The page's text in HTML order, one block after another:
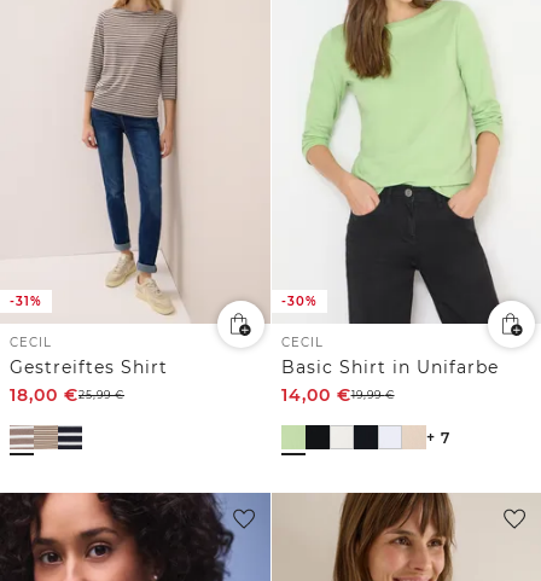
-31%
CECIL
Gestreiftes Shirt
18,00 €25,99€
-30%
CECIL
Basic Shirt in Unifarbe
14,00 €19,99€
+ 7